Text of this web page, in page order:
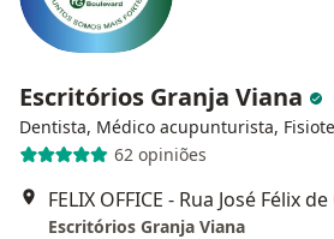
Escritórios Granja Viana
Dentista, Médico acupunturista,
62 opiniões
Escritórios Granja Viana